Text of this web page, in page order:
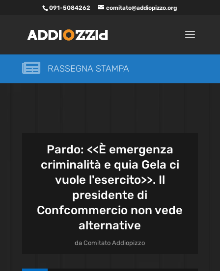
091-5084262 comitato@addiopizzo.org
 RASSEGNA STAMPA
Pardo: <<È emergenza
criminalità e quia Gela ci
vuole l'esercito>>. Il
presidente di
Confcommercio non vede
alternative
daComitato Addiopizzo